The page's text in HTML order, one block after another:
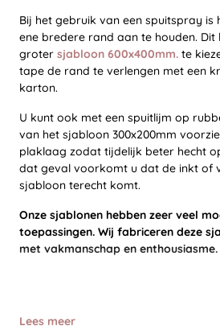
Bij het gebruik van een spuitspray is
ene bredere rand aan te houden.
groter sjabloon 600x400mm. te
tape de rand te verlengen met een
karton.
U kunt ook met een spuitlijm op
van het sjabloon 300x200mm
plaklaag zodat tijdelijk beter hecht
dat geval voorkomt u dat de inkt of
sjabloon terecht komt.
Onze sjablonen hebben zeer veel
toepassingen. Wij fabriceren deze
met vakmanschap en enthousiasme.
Lees meer